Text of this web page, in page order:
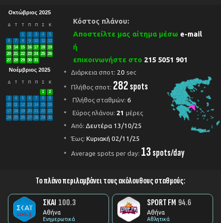
Οκτώβριος 2025
Δ Τ Τ Π Π Σ Κ
1 2 3 4
5
6
7 8 9 10 11
12
13
14 15 16 17 18
19
20
21 22 23 24 25
26
27
28 29 30 31
Νοέμβριος 2025
Δ Τ Τ Π Π Σ Κ
1
2
3
4 5 6 7 8
9
10
11 12 13 14 15
16
17
18 19 20 21 22
23
24
25 26 27 28 29 30
Κόστος πλάνου:
Αποστείλτε μας αίτημα μέσω e-mail
ή
επικοινωνήστε στο 215 5051 901
Διάρκεια σποτ: 20 sec
Πλήθος σποτ: 282 spots
Πλήθος σταθμών: 6
Εύρος πλάνου: 21 μέρες
Από: Δευτέρα 13/10/25
Έως: Κυριακή 02/11/25
Average spots per day: 13 spots/day
Το πλάνο περιλαμβάνει τους ακόλουθους σταθμούς:
ΣΚΑΙ 100.3
Αθήνα
Ενημερωτικά
SPORT FM 94.6
Αθήνα
Αθλητικά